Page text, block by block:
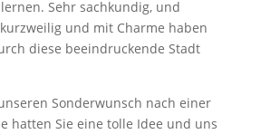
Sehr sachkundig, und
und mit Charme haben
diese beeindruckende Stadt
Sonderwunsch nach einer
hatten Sie eine tolle Idee und uns